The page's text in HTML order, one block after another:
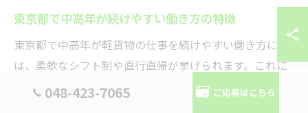
東京都で中高年が続けやすい働き方の特徴
東京都で中高年が軽貨物の仕事を続けやすい働き方に
は、柔軟なシフト制や直行直帰が挙げられます。これに
より、自分の生活リズムや体調に合わせて無理なく勤務
048-423-7065 ご応募はこちら